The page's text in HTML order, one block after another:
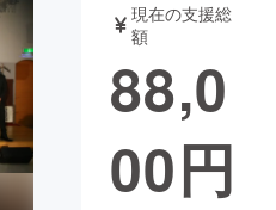
ット
書籍・雑誌
チャレンジ
現在の支援総
額
88,0
00円